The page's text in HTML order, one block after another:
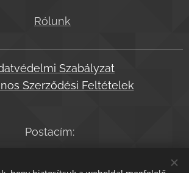
Rólunk
Szabályzat
Szerződési Feltételek
Postacím: